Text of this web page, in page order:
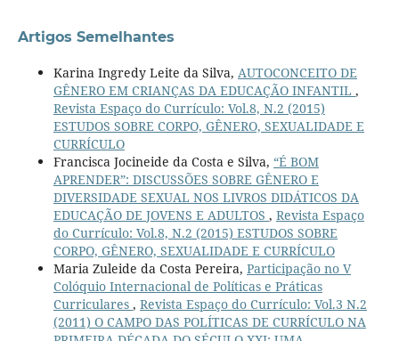
Artigos Semelhantes
Karina Ingredy Leite da Silva, AUTOCONCEITO DE
GÊNERO EM CRIANÇAS DA EDUCAÇÃO INFANTIL ,
Revista Espaço do Currículo: Vol.8, N.2 (2015)
ESTUDOS SOBRE CORPO, GÊNERO, SEXUALIDADE E
CURRÍCULO
Francisca Jocineide da Costa e Silva, “É BOM
APRENDER”: DISCUSSÕES SOBRE GÊNERO E
DIVERSIDADE SEXUAL NOS LIVROS DIDÁTICOS DA
EDUCAÇÃO DE JOVENS E ADULTOS , Revista Espaço
do Currículo: Vol.8, N.2 (2015) ESTUDOS SOBRE
CORPO, GÊNERO, SEXUALIDADE E CURRÍCULO
Maria Zuleide da Costa Pereira, Participação no V
Colóquio Internacional de Políticas e Práticas
Curriculares , Revista Espaço do Currículo: Vol.3 N.2
(2011) O CAMPO DAS POLÍTICAS DE CURRÍCULO NA